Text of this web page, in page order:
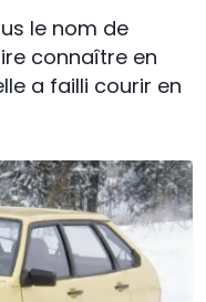
le nom de
connaître en
a failli courir en